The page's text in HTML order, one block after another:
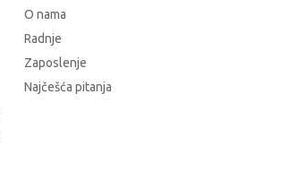
O nama
Radnje
Zaposlenje
Najčešća pitanja